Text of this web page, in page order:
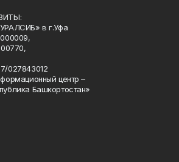
в г.Уфа
027843012
центр –
Башкортостан»